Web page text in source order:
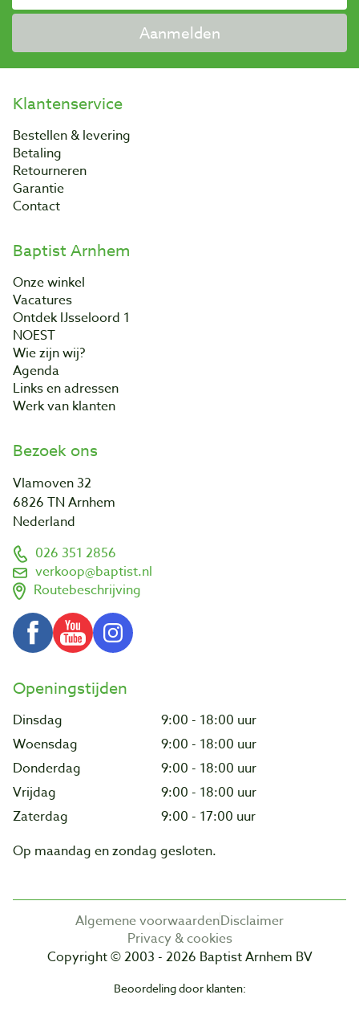
Aanmelden
Klantenservice
Bestellen & levering
Betaling
Retourneren
Garantie
Contact
Baptist Arnhem
Onze winkel
Vacatures
Ontdek IJsseloord 1
NOEST
Wie zijn wij?
Agenda
Links en adressen
Werk van klanten
Bezoek ons
Vlamoven 32
6826 TN Arnhem
Nederland
026 351 2856
verkoop@baptist.nl
Routebeschrijving
Openingstijden
Dinsdag
9:00 - 18:00 uur
Woensdag
9:00 - 18:00 uur
Donderdag
9:00 - 18:00 uur
Vrijdag
9:00 - 18:00 uur
Zaterdag
9:00 - 17:00 uur
Op maandag en zondag gesloten.
Algemene voorwaardenDisclaimer
Privacy & cookies
Copyright © 2003 - 2026 Baptist Arnhem BV
Beoordeling door klanten: